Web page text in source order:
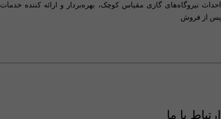
احداث نیروگاه‌های گازی مقیاس کوچک، بهره‌بردار و ارائه کننده خدمات
پس از فروش
ارتباط با ما